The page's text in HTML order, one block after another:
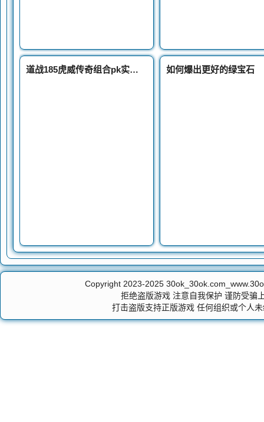
道战185虎威传奇组合pk实战操作详细攻略 如何爆出更好的绿宝石
Copyright 2023-2025
拒绝盗版游戏 注意自我保护 谨防受骗
打击盗版支持正版游戏 任何组织或个人